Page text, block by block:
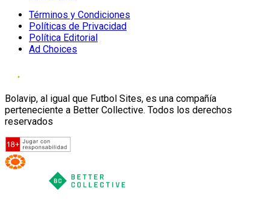
Términos y Condiciones
Políticas de Privacidad
Política Editorial
Ad Choices
Bolavip, al igual que Futbol Sites, es una compañía
perteneciente a Better Collective. Todos los derechos
reservados